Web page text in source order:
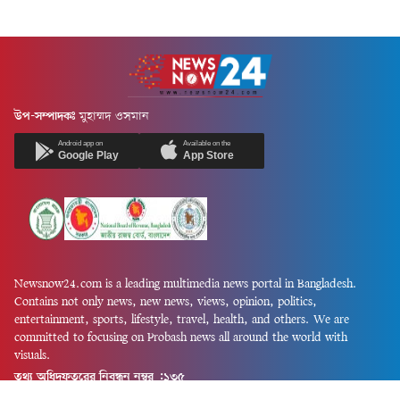
উপ-সম্পাদকঃ মুহাম্মদ ওসমান
Android app on
Google Play
Available on the
App Store
Newsnow24.com is a leading multimedia news portal in Bangladesh.
Contains not only news, new news, views, opinion, politics,
entertainment, sports, lifestyle, travel, health, and others. We are
committed to focusing on Probash news all around the world with
visuals.
তথ্য অধিদফতরের নিবন্ধন নম্বর :১৩৫